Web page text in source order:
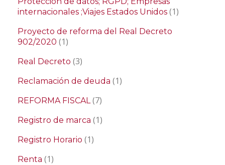
internacionales ;Viajes Estados Unidos (1)
Proyecto de reforma del Real Decreto
902/2020 (1)
Real Decreto (3)
Reclamación de deuda (1)
REFORMA FISCAL(7)
Registro de marca (1)
Registro Horario (1)
Renta (1)